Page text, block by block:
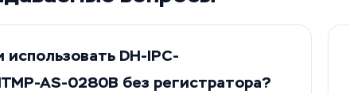
DH-IPC-
AS-0280B без регистратора?